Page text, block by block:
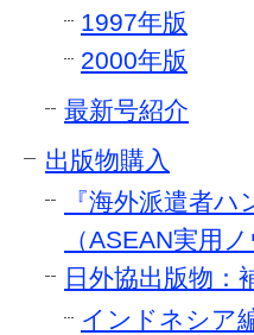
1997年版
2000年版
最新号紹介
出版物購入
『海外派遣者
（ASEAN実用
日外協出版物：
インドネシア